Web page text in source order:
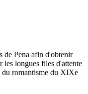
de Pena afin d'obtenir
les longues files d'attente
du romantisme du XIXe